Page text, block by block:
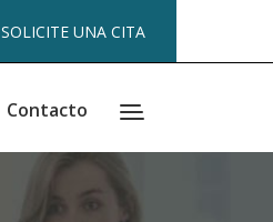
SOLICITE UNA CITA
Contacto